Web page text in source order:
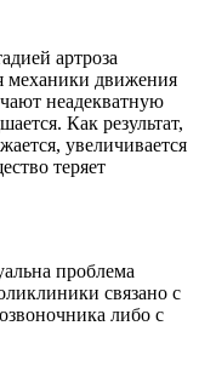
артроза
механики движения
неадекватную
Как результат,
увеличивается
теряет
проблема
связано с
либо с